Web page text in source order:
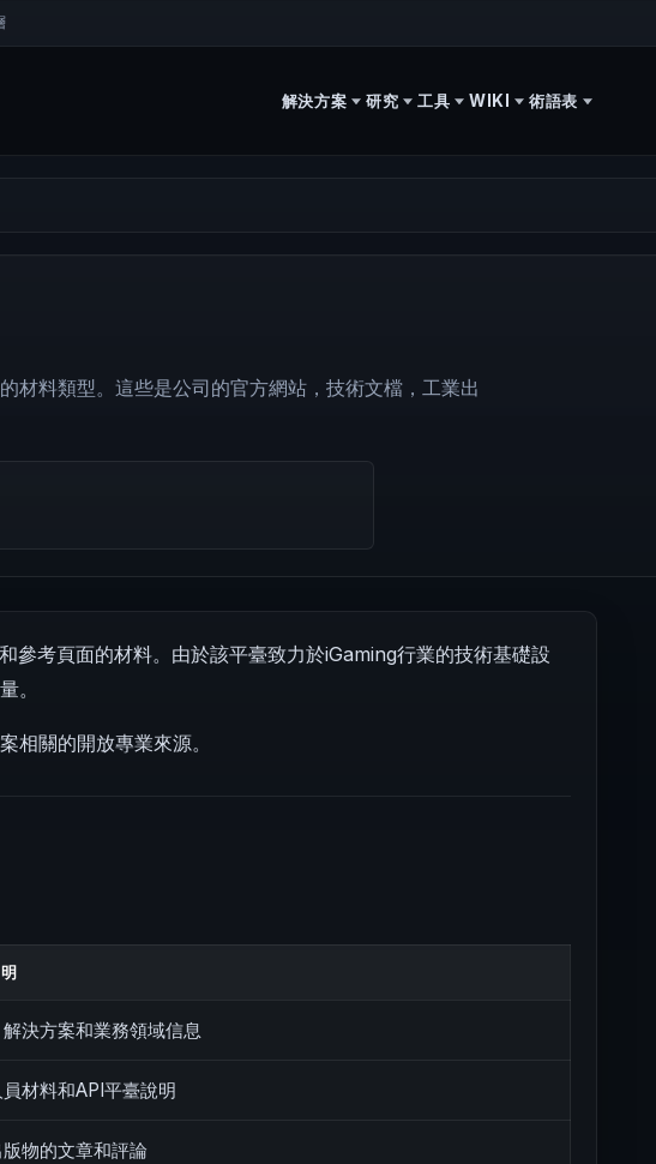
解決方案 研究 工具 WIKI 術語表
材料類型。這些是公司的官方網站，技術文檔，工業出
參考頁面的材料。由於該平臺致力於iGaming行業的技術基礎設
。
相關的開放專業來源。
決方案和業務領域信息
材料和API平臺說明
物的文章和評論